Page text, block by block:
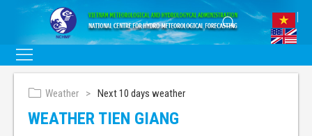
Weather Next 10 days weather
WEATHER TIEN GIANG